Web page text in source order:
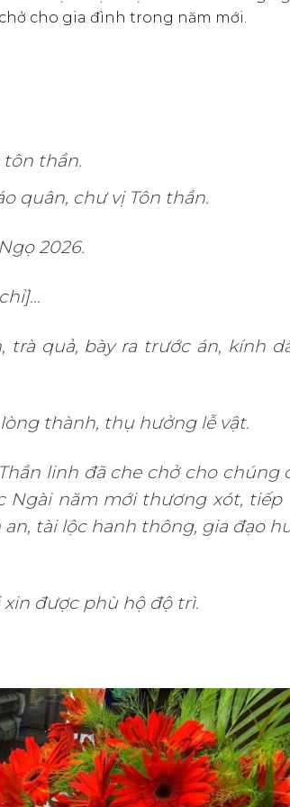
cho gia đình trong năm mới.
thần.
quân, chư vị Tôn thần.
2026.
trà quả, bày ra trước án, kính
thành, thụ hưởng lễ vật.
linh đã che chở cho chúng
Ngài năm mới thương xót, tiếp
tài lộc hanh thông, gia đạo
được phù hộ độ trì.